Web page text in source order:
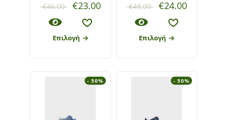
€46.00 €23.00
Επιλογή
€48.00 €24.00
Επιλογή
- 50% - 50%